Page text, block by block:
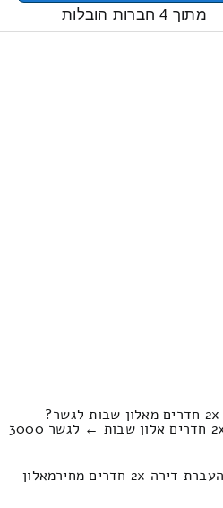
מתוך 4 חברות הובלות
הערכת מחשבון מעבר דירות 2x חדרים אלון שבות ← לגשר 3000
כמה עולה פירוק והרכבה של העברת דירה 2x חדרים מחירמאלון